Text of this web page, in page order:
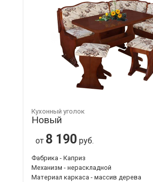
Кухонный уголок
Новый
от 8 190 руб.
Фабрика - Каприз
Механизм - нераскладной
Материал каркаса - массив дерева